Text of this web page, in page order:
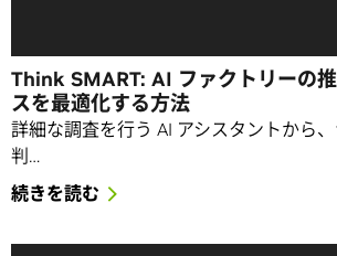
Think SMART: AI ファクトリーの
スを最適化する方法
詳細な調査を行う AI アシスタントから
判…
続きを読む